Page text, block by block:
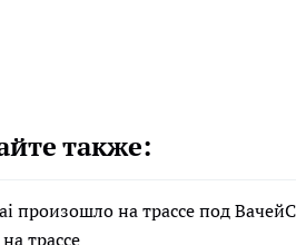
также:
произошло на трассе под
трассе